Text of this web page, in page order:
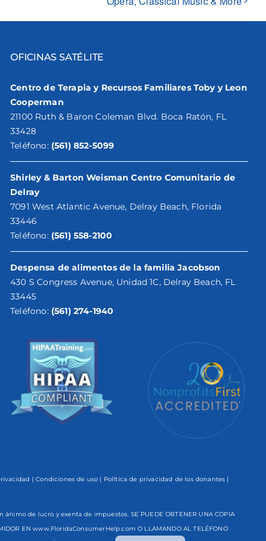
OFICINAS SATÉLITE
Centro de Terapia y Recursos Familiares Toby y Leon
Cooperman
21100 Ruth & Baron Coleman Blvd. Boca Ratón, FL
33428
Teléfono: (561) 852-5099
Shirley & Barton Weisman Centro Comunitario de
Delray
7091 West Atlantic Avenue, Delray Beach, Florida
33446
Teléfono: (561) 558-2100
Despensa de alimentos de la familia Jacobson
430 S Congress Avenue, Unidad 1C, Delray Beach, FL
33445
Teléfono: (561) 274-1940
|Condiciones de uso | Política de privacidad de los donantes |
de lucro y exenta de impuestos. SE PUEDE OBTENER UNA COPIA
EN www.FloridaConsumerHelp.com O LLAMANDO AL TELÉFONO
English